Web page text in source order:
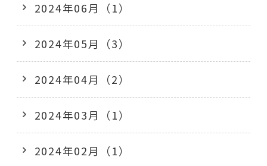
2024年06月（1）
2024年05月（3）
2024年04月（2）
2024年03月（1）
2024年02月（1）